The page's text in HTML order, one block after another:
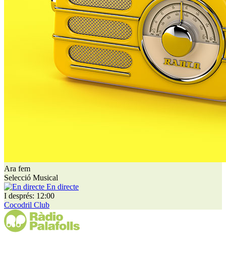
Ara fem
Selecció Musical
En directe
I després: 12:00
Cocodril Club